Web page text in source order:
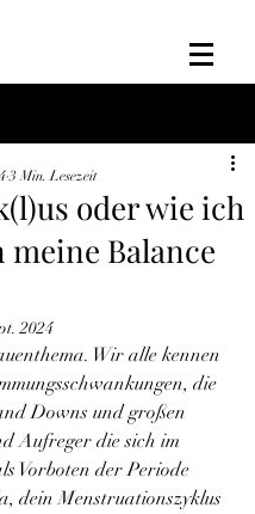
oder wie ich
Balance
3 Min. Lesezeit
2024
Wir alle kennen
die
Downs und großen
Aufreger die sich im
Vorboten der Periode
dein Menstruationszyklus